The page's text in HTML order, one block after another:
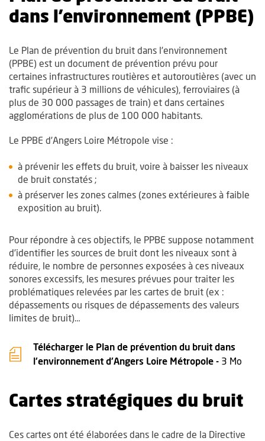
dans l'environnement (PPBE)
Le Plan de prévention du bruit dans l’environnement
(PPBE) est un document de prévention prévu pour
certaines infrastructures routières et autoroutières (avec un
trafic supérieur à 3 millions de véhicules), ferroviaires (à
plus de 30 000 passages de train) et dans certaines
agglomérations de plus de 100 000 habitants.
Le PPBE d’Angers Loire Métropole vise :
à prévenir les effets du bruit, voire à baisser les niveaux
de bruit constatés ;
à préserver les zones calmes (zones extérieures à faible
exposition au bruit).
Pour répondre à ces objectifs, le PPBE suppose notamment
d’identifier les sources de bruit dont les niveaux sont à
réduire, le nombre de personnes exposées à ces niveaux
sonores excessifs, les mesures prévues pour traiter les
problématiques relevées par les cartes de bruit (ex :
dépassements ou risques de dépassements des valeurs
limites de bruit)…
Télécharger le Plan de prévention du bruit dans
l'environnement d'Angers Loire Métropole - 3 Mo
Cartes stratégiques du bruit
Ces cartes ont été élaborées dans le cadre de la Directive